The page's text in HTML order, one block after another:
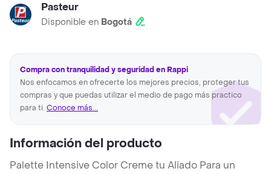
Pasteur
Disponible en Bogotá
Compra con tranquilidad y seguridad en Rappi
Nos enfocamos en ofrecerte los mejores precios, proteger tus
compras y que puedas utilizar el medio de pago más practico
para ti. Conoce más...
Información del producto
Palette Intensive Color Creme tu Aliado Para un